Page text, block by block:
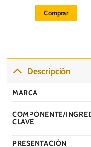
Comprar
Descripción
MARCA
COMPONENTE/
CLAVE
PRESENTACIÓN